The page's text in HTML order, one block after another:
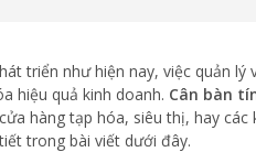
triển như hiện nay, việc quản
hiệu quả kinh doanh. Cân bàn
hàng tạp hóa, siêu thị, hay
trong bài viết dưới đây.